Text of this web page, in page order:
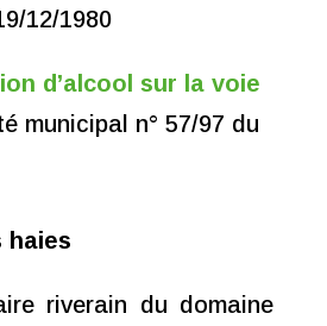
12/1980
d’alcool sur la voie
municipal n° 57/97 du
haies
riverain du domaine